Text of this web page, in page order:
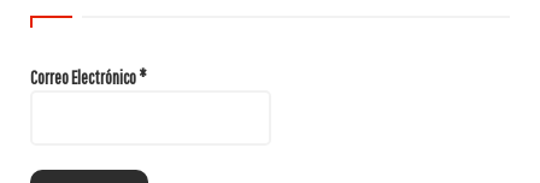
Correo Electrónico*